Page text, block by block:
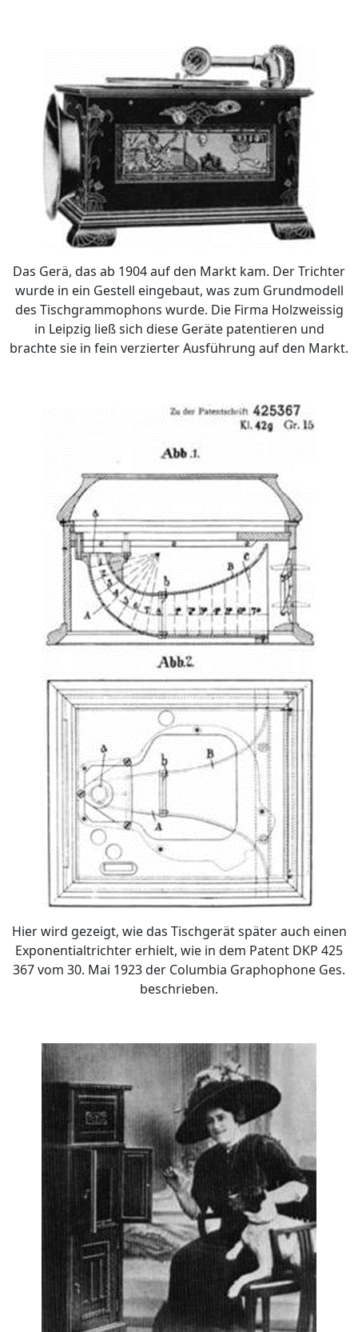
Das Gerä, das ab 1904 auf den Markt kam. Der Trichter
wurde in ein Gestell eingebaut, was zum Grundmodell
des Tischgrammophons wurde. Die Firma Holzweissig
in Leipzig ließ sich diese Geräte patentieren und
brachte sie in fein verzierter Ausführung auf den Markt.
Hier wird gezeigt, wie das Tischgerät später auch einen
Exponentialtrichter erhielt, wie in dem Patent DKP 425
367 vom 30. Mai 1923 der Columbia Graphophone Ges.
beschrieben.